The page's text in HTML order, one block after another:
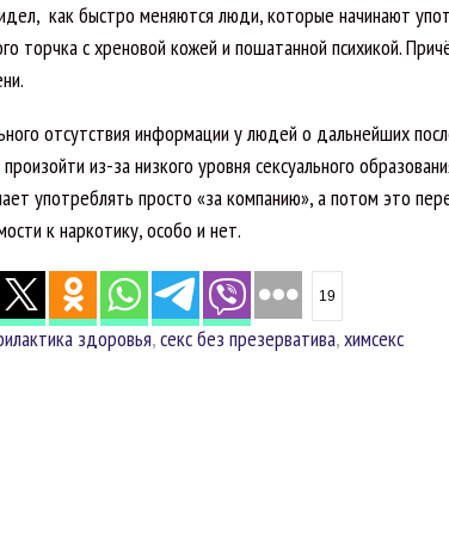
как быстро меняются люди, которые начинают
торчка с хреновой кожей и пошатанной психикой.
отсутствия информации у людей о дальнейших
из-за низкого уровня сексуального
употреблять просто «за компанию», а потом это
к наркотику, особо и нет.
19
здоровья,секс без презерватива,химсекс